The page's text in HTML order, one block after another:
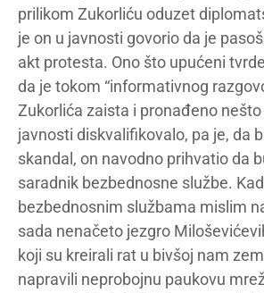
prilikom Zukorliću oduzet
je on u javnosti govorio da je
akt protesta. Ono što upućeni
da je tokom “informativnog
Zukorlića zaista i pronađeno nešto
javnosti diskvalifikovalo, pa je, da
skandal, on navodno prihvatio da
saradnik bezbednosne službe.
bezbednosnim službama mislim
sada nenačeto jezgro
koji su kreirali rat u bivšoj nam
napravili neprobojnu paukovu